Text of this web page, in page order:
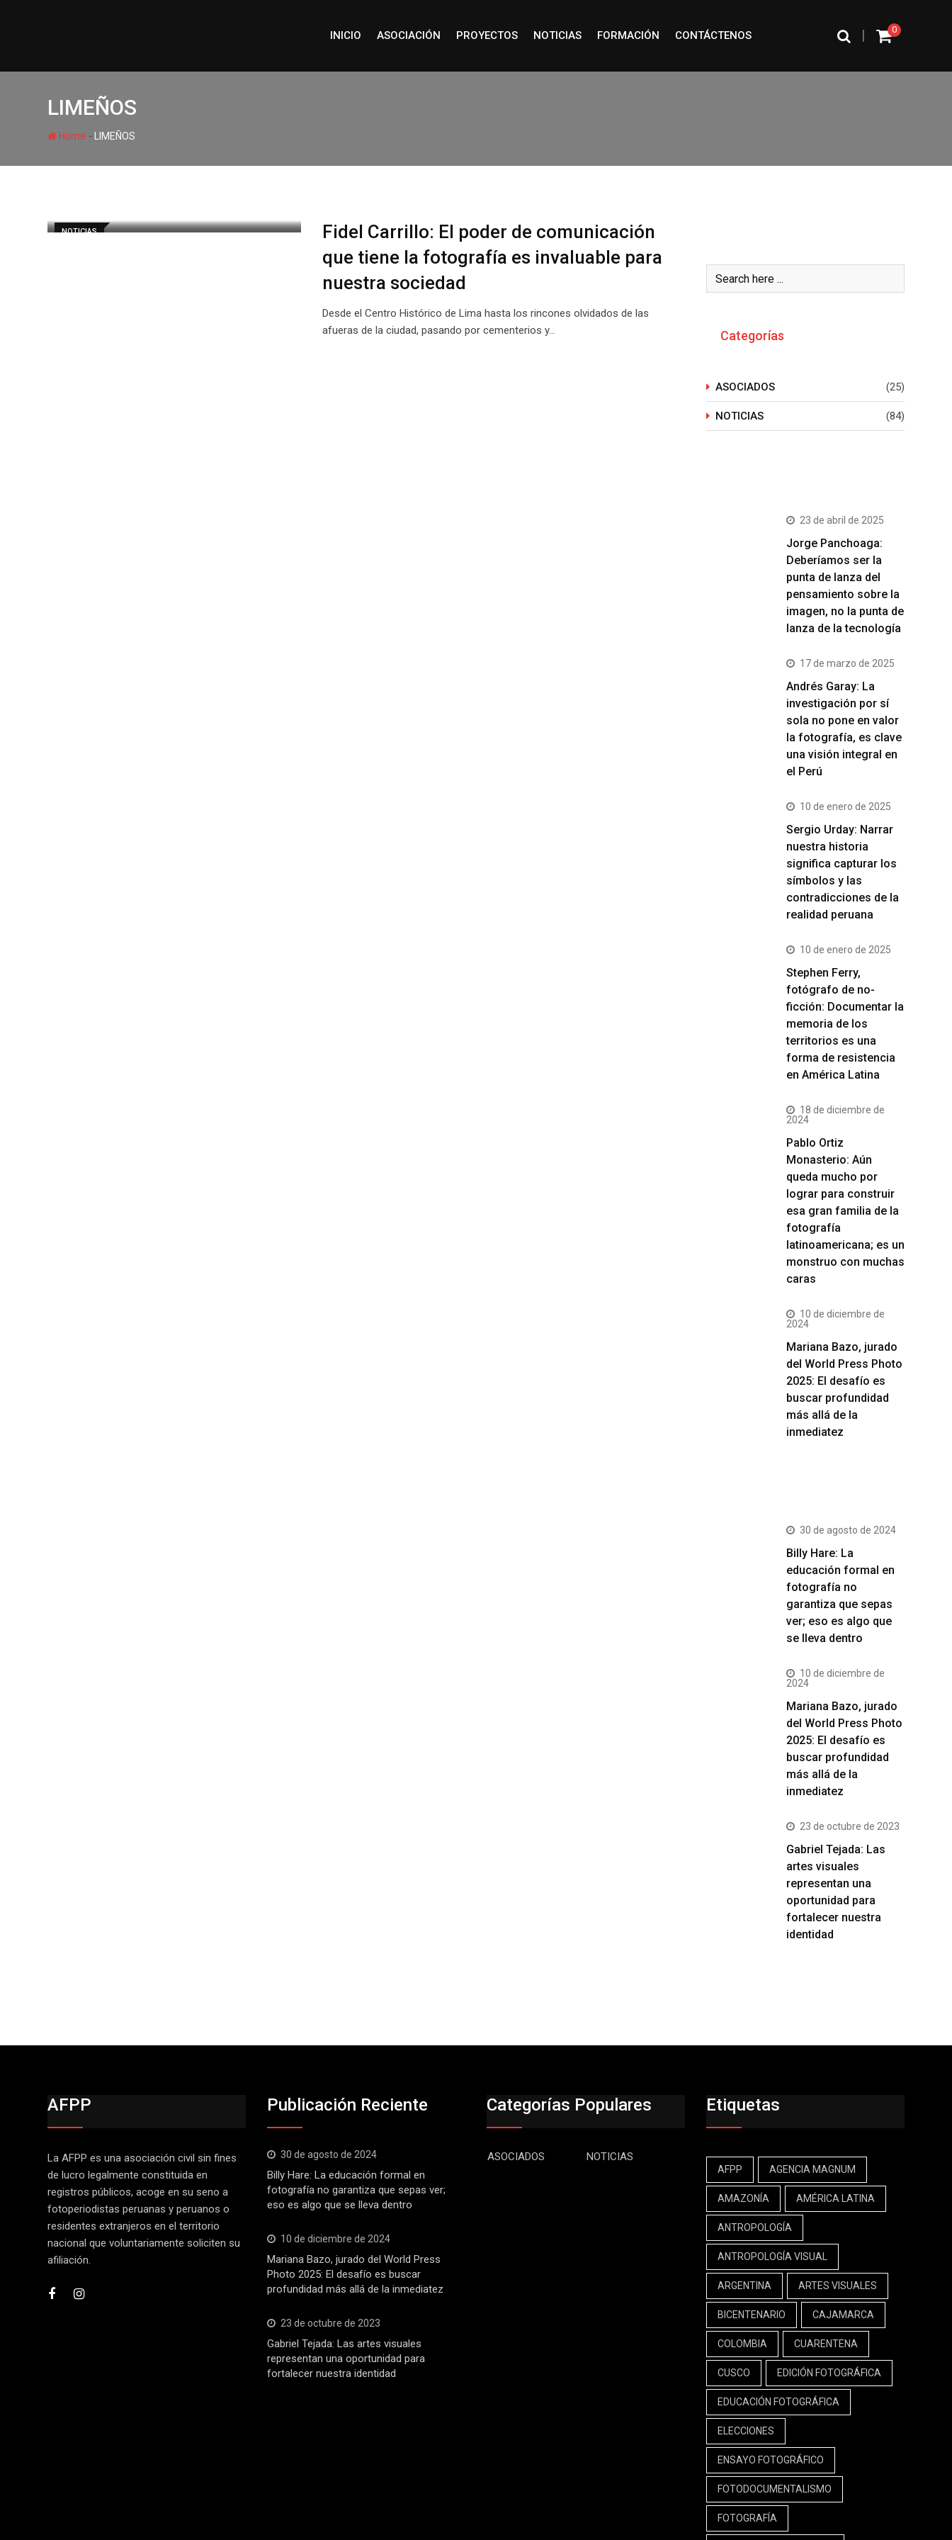
INICIO ASOCIACIÓN PROYECTOS NOTICIAS FORMACIÓN CONTÁCTENOS 0
|
LIMEÑOS
Home - LIMEÑOS
NOTICIAS
Fidel Carrillo: El poder de comunicación
que tiene la fotografía es invaluable para
nuestra sociedad
Desde el Centro Histórico de Lima hasta los rincones olvidados de las
afueras de la ciudad, pasando por cementerios y…
Categorías
ASOCIADOS (25)
NOTICIAS (84)
23 de abril de 2025
Jorge Panchoaga:
Deberíamos ser la
punta de lanza del
pensamiento sobre la
imagen, no la punta de
lanza de la tecnología
17 de marzo de 2025
Andrés Garay: La
investigación por sí
sola no pone en valor
la fotografía, es clave
una visión integral en
el Perú
10 de enero de 2025
Sergio Urday: Narrar
nuestra historia
significa capturar los
símbolos y las
contradicciones de la
realidad peruana
10 de enero de 2025
Stephen Ferry,
fotógrafo de no-
ficción: Documentar la
memoria de los
territorios es una
forma de resistencia
en América Latina
18 de diciembre de
2024
Pablo Ortiz
Monasterio: Aún
queda mucho por
lograr para construir
esa gran familia de la
fotografía
latinoamericana; es un
monstruo con muchas
caras
10 de diciembre de
2024
Mariana Bazo, jurado
del World Press Photo
2025: El desafío es
buscar profundidad
más allá de la
inmediatez
30 de agosto de 2024
Billy Hare: La
educación formal en
fotografía no
garantiza que sepas
ver; eso es algo que
se lleva dentro
10 de diciembre de
2024
Mariana Bazo, jurado
del World Press Photo
2025: El desafío es
buscar profundidad
más allá de la
inmediatez
23 de octubre de 2023
Gabriel Tejada: Las
artes visuales
representan una
oportunidad para
fortalecer nuestra
identidad
AFPP
La AFPP es una asociación civil sin fines
de lucro legalmente constituida en
registros públicos, acoge en su seno a
fotoperiodistas peruanas y peruanos o
residentes extranjeros en el territorio
nacional que voluntariamente soliciten su
afiliación.
Publicación Reciente
30 de agosto de 2024
Billy Hare: La educación formal en
fotografía no garantiza que sepas ver;
eso es algo que se lleva dentro
10 de diciembre de 2024
Mariana Bazo, jurado del World Press
Photo 2025: El desafío es buscar
profundidad más allá de la inmediatez
23 de octubre de 2023
Gabriel Tejada: Las artes visuales
representan una oportunidad para
fortalecer nuestra identidad
Categorías Populares
ASOCIADOS NOTICIAS
Etiquetas
AFPP AGENCIA MAGNUM
AMAZONÍA AMÉRICA LATINA
ANTROPOLOGÍA
ANTROPOLOGÍA VISUAL
ARGENTINA ARTES VISUALES
BICENTENARIO CAJAMARCA
COLOMBIA CUARENTENA
CUSCO EDICIÓN FOTOGRÁFICA
EDUCACIÓN FOTOGRÁFICA
ELECCIONES
ENSAYO FOTOGRÁFICO
FOTODOCUMENTALISMO
FOTOGRAFÍA